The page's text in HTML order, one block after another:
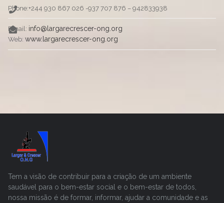
Phone:+244 930 867 026 -937 707 876 – 942833938
Email: info@largarecrescer-ong.org
Web: www.largarecrescer-ong.org
Tem a visão de contribuir para a criação de um ambiente
saudável para o bem-estar social e o bem-estar de todos,
nossa missão é de formar, informar, ajudar a comunidade e as